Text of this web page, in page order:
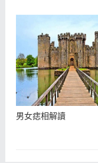
男女痣相解讀